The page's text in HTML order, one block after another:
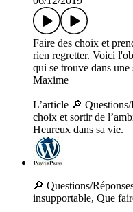
Faire des choix et
rien regretter. Voici
qui se trouve dans
Maxime
L’article 🔎
choix et sortir de
Heureux dans sa vie.
🔎 Questions/
insupportable, Que